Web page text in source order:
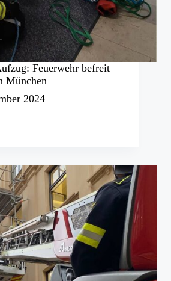
Feuerwehr befreit
München
2024